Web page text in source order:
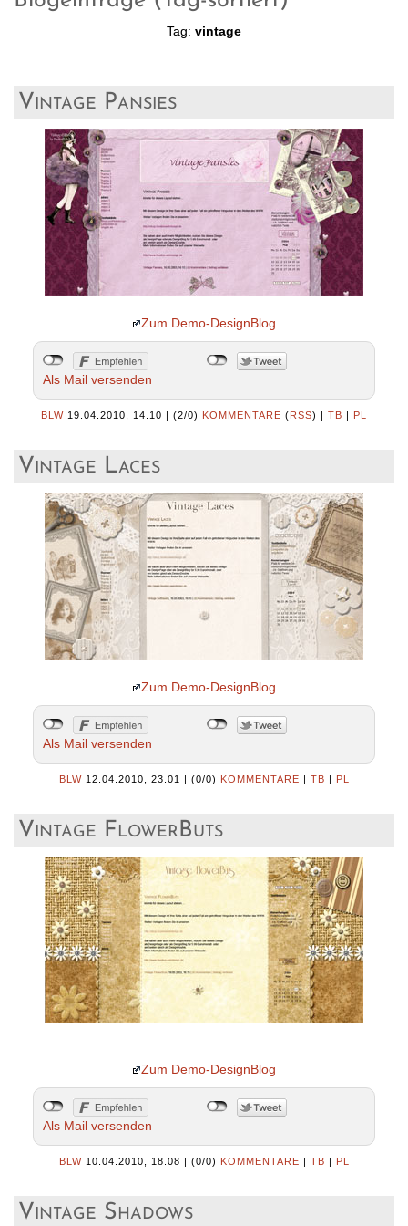
Tag: vintage
Vintage Pansies
Zum Demo-DesignBlog
Als Mail versenden
BLW 19.04.2010, 14.10 | (2/0) KOMMENTARE (RSS) | TB | PL
Vintage Laces
Zum Demo-DesignBlog
Als Mail versenden
BLW 12.04.2010, 23.01 | (0/0) KOMMENTARE | TB | PL
Vintage FlowerButs
Zum Demo-DesignBlog
Als Mail versenden
BLW 10.04.2010, 18.08 | (0/0) KOMMENTARE | TB | PL
Vintage Shadows